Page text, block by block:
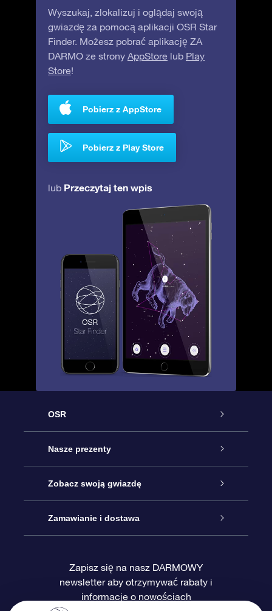
Wyszukaj, zlokalizuj i oglądaj swoją
gwiazdę za pomocą aplikacji OSR Star
Finder. Możesz pobrać aplikację ZA
DARMO ze strony AppStore lub Play
Store!
Pobierz z AppStore
Pobierz z Play Store
lub Przeczytaj ten wpis
OSR
Obsługa
Kontakt
Blog
Recenzje
Nasze prezenty
Podarunek Gwiazda Online
Pakiet Podarunkowy OSR
Karta podarunkowa OSR
Zobacz swoją gwiazdę
Rejestr Gwiazd
Sprsonalizowana Strona Gwiazdy
Zamawianie i dostawa
Metody płatności
Zapisz się na nasz DARMOWY
newsletter aby otrzymywać rabaty i
informacje o nowościach